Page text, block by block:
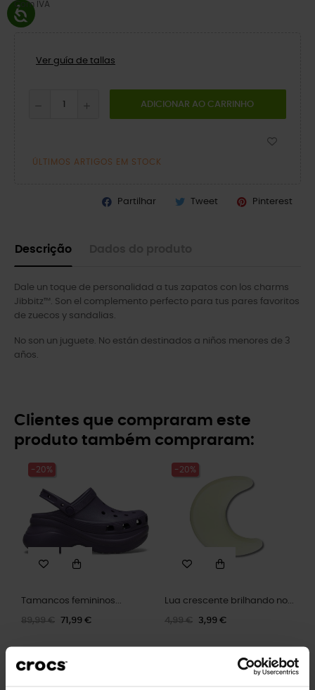
Com IVA
Ver guía de tallas
ADICIONAR AO CARRINHO
ÚLTIMOS ARTIGOS EM STOCK
Partilhar Tweet Pinterest
Descrição
Dale un toque de personalidad a tus zapatos con los charms
Jibbitz™. Son el complemento perfecto para tus pares favoritos
de zuecos y sandalias.
No son un juguete. No están destinados a niños menores de 3
años.
Clientes que compraram este
produto também compraram:
-20%
Tamancos femininos...
89,99 € 71,99 €
-20%
Lua crescente brilhando no...
4,99 € 3,99 €